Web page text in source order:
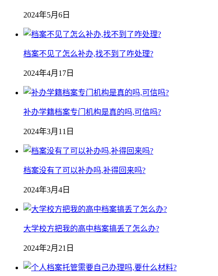
2024年5月6日
档案不见了怎么补办,找不到了咋处理?
2024年4月17日
补办学籍档案专门机构是真的吗,可信吗?
2024年3月11日
档案没有了可以补办吗,补得回来吗?
2024年3月4日
大学校方把我的高中档案搞丢了怎么办?
2024年2月21日